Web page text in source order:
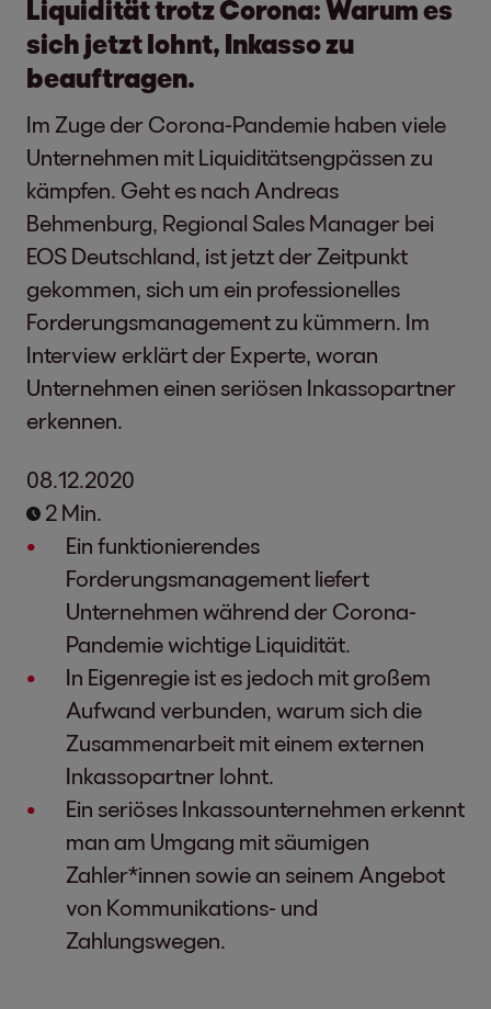
Liquidität trotz Corona: Warum es
sich jetzt lohnt, Inkasso zu
beauftragen.
Im Zuge der Corona-Pandemie haben viele
Unternehmen mit Liquiditätsengpässen zu
kämpfen. Geht es nach Andreas
Behmenburg, Regional Sales Manager bei
EOS Deutschland, ist jetzt der Zeitpunkt
gekommen, sich um ein professionelles
Forderungsmanagement zu kümmern. Im
Interview erklärt der Experte, woran
Unternehmen einen seriösen Inkassopartner
erkennen.
08.12.2020
2 Min.
Ein funktionierendes
Forderungsmanagement liefert
Unternehmen während der Corona-
Pandemie wichtige Liquidität.
In Eigenregie ist es jedoch mit großem
Aufwand verbunden, warum sich die
Zusammenarbeit mit einem externen
Inkassopartner lohnt.
Ein seriöses Inkassounternehmen erkennt
man am Umgang mit säumigen
Zahler*innen sowie an seinem Angebot
von Kommunikations- und
Zahlungswegen.